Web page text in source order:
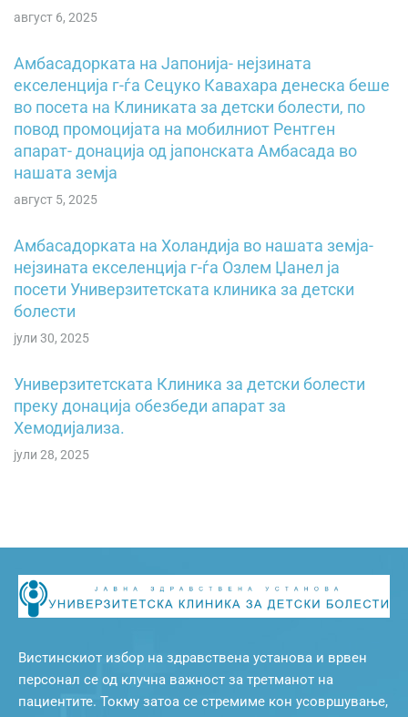
август 6, 2025
Амбасадорката на Јапонија- нејзината
екселенција г-ѓа Сецуко Кавахара денеска беше
во посета на Клиниката за детски болести, по
повод промоцијата на мобилниот Рентген
апарат- донација од јапонската Амбасада во
нашата земја
август 5, 2025
Амбасадорката на Холандија во нашата земја-
нејзината екселенција г-ѓа Озлем Џанел ја
посети Универзитетската клиника за детски
болести
јули 30, 2025
Универзитетската Клиника за детски болести
преку донација обезбеди апарат за
Хемодијализа.
јули 28, 2025
Вистинскиот избор на здравствена установа и врвен
персонал се од клучна важност за третманот на
пациентите. Токму затоа се стремиме кон усовршување,